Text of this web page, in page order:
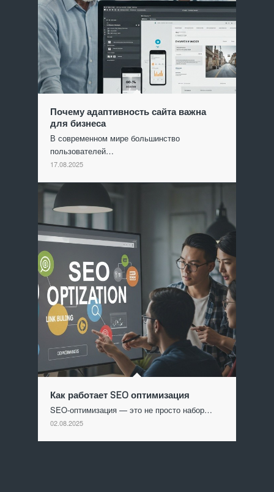
Почему адаптивность сайта важна
для бизнеса
В современном мире большинство
пользователей…
17.08.2025
Как работает SEO оптимизация
SEO-оптимизация — это не просто набор…
02.08.2025